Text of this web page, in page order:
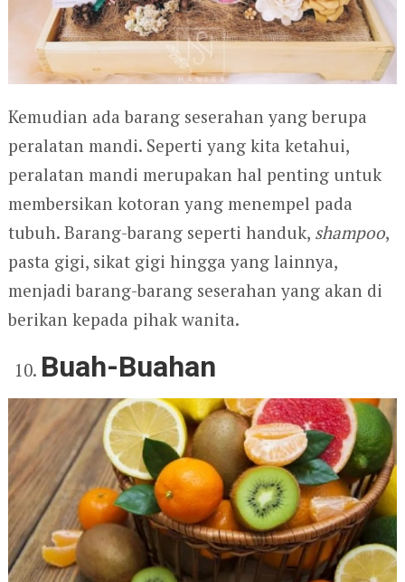
Kemudian ada barang seserahan yang berupa
peralatan mandi. Seperti yang kita ketahui,
peralatan mandi merupakan hal penting untuk
membersikan kotoran yang menempel pada
tubuh. Barang-barang seperti handuk, shampoo,
pasta gigi, sikat gigi hingga yang lainnya,
menjadi barang-barang seserahan yang akan di
berikan kepada pihak wanita.
Buah-Buahan